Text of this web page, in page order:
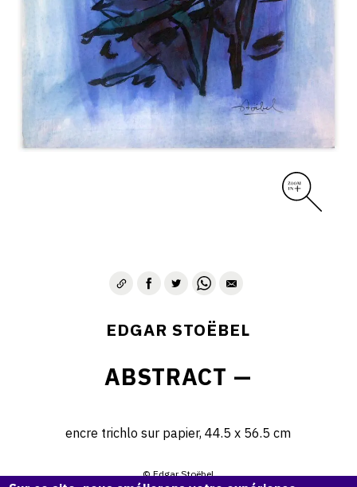
CONTACT
EDGAR STOËBEL
ABSTRACT —
encre trichlo sur papier, 44.5 x 56.5 cm
© Edgar Stoëbel